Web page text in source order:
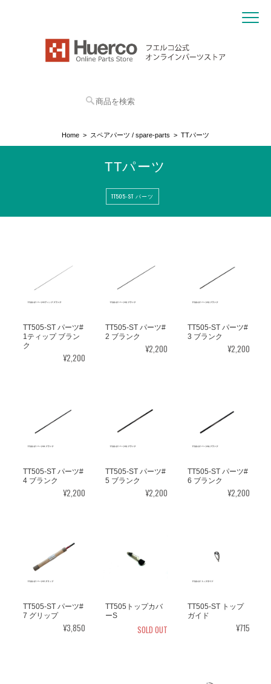
Home スペアパーツ / spare-parts TTパーツ
TTパーツ
TT505-ST パーツ
TT505-ST パーツ#
1ティップ ブラン
ク
¥2,200
TT505-ST パーツ#
2 ブランク
¥2,200
TT505-ST パーツ#
3 ブランク
¥2,200
TT505-ST パーツ#
4 ブランク
¥2,200
TT505-ST パーツ#
5 ブランク
¥2,200
TT505-ST パーツ#
6 ブランク
¥2,200
TT505-ST パーツ#
7 グリップ
¥3,850
TT505トップカバ
ーS
SOLD OUT
TT505-ST トップ
ガイド
¥715